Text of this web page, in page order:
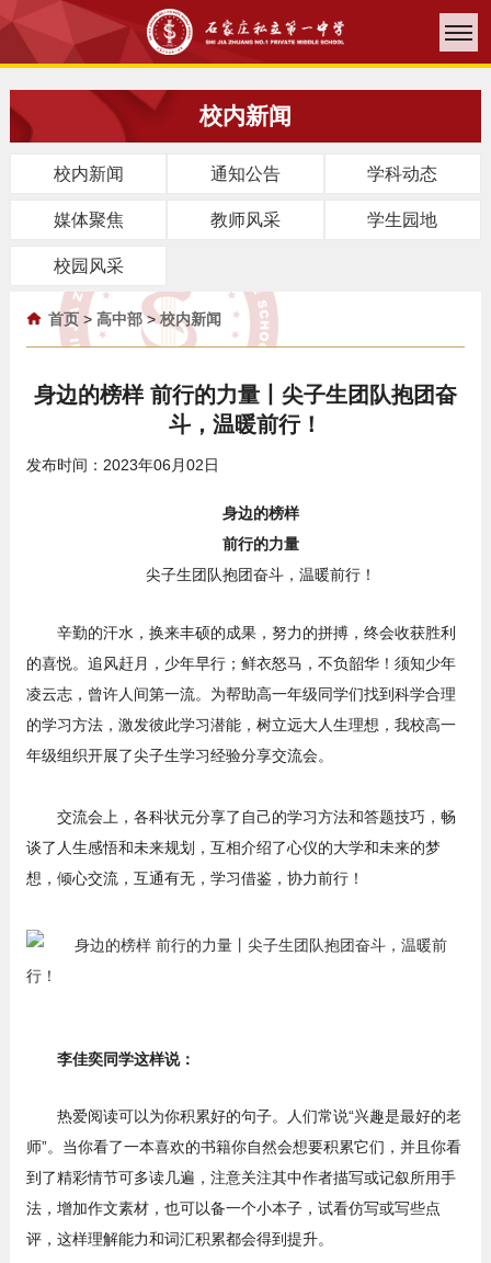
校内新闻
校内新闻 通知公告 学科动态
媒体聚焦 教师风采 学生园地
校园风采
首页> 高中部>校内新闻
身边的榜样 前行的力量丨尖子生团队抱团奋
斗，温暖前行！
发布时间：2023年06月02日
身边的榜样
前行的力量
尖子生团队抱团奋斗，温暖前行！
辛勤的汗水，换来丰硕的成果，努力的拼搏，终会收获胜利
的喜悦。追风赶月，少年早行；鲜衣怒马，不负韶华！须知少年
凌云志，曾许人间第一流。为帮助高一年级同学们找到科学合理
的学习方法，激发彼此学习潜能，树立远大人生理想，我校高一
年级组织开展了尖子生学习经验分享交流会。
交流会上，各科状元分享了自己的学习方法和答题技巧，畅
谈了人生感悟和未来规划，互相介绍了心仪的大学和未来的梦
想，倾心交流，互通有无，学习借鉴，协力前行！
李佳奕同学这样说：
热爱阅读可以为你积累好的句子。人们常说“兴趣是最好的老
师”。当你看了一本喜欢的书籍你自然会想要积累它们，并且你看
到了精彩情节可多读几遍，注意关注其中作者描写或记叙所用手
法，增加作文素材，也可以备一个小本子，试看仿写或写些点
评，这样理解能力和词汇积累都会得到提升。